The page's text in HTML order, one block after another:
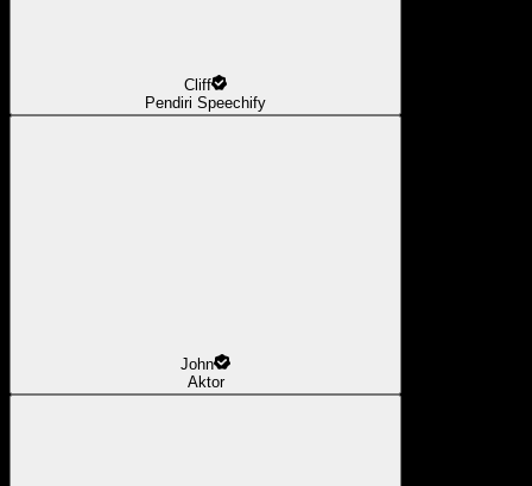
Cliff
Pendiri Speechify
John
Aktor